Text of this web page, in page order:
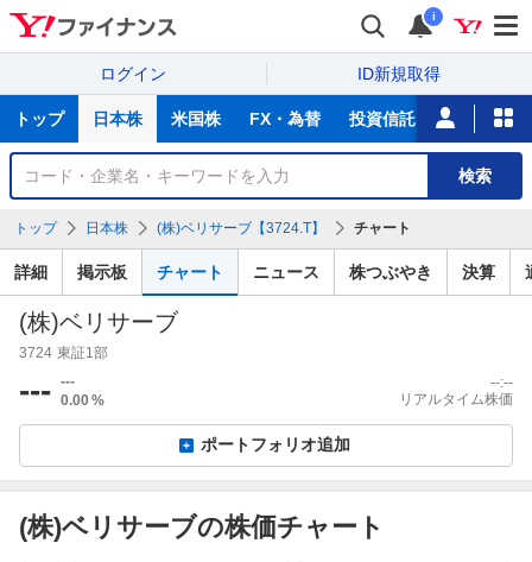
i
ログイン ID新規取得
サ
トップ 日本株 米国株 FX・為替 投資信託 ニュース
銘
検
索
検索
トップ 日本株 (株)ベリサーブ【3724.T】 チャート
詳細 掲示板 チャート ニュース 株つぶやき 決算
(株)ベリサーブ
3724 東証1部
--- ---
0.00%
--:--
リアルタイム株価
ポートフォリオ追加
(株)ベリサーブの株価チャート